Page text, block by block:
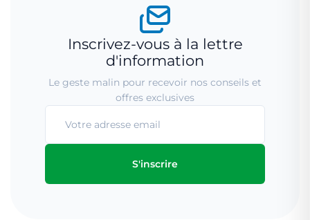
Inscrivez-vous à la lettre
d'information
Le geste malin pour recevoir nos conseils et
offres exclusives
S'inscrire